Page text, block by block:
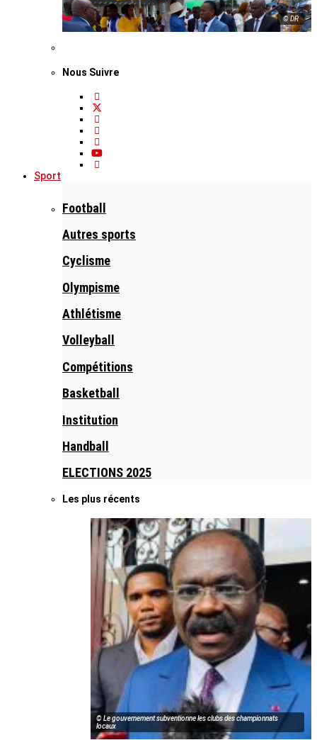
© DR
Nous Suivre
Sport
Football
Autres sports
Cyclisme
Olympisme
Athlétisme
Volleyball
Compétitions
Basketball
Institution
Handball
ELECTIONS 2025
Les plus récents
© Le gouvernement subventionne les clubs des championnats
locaux